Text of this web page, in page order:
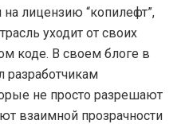
лицензию “копилефт”,
уходит от своих
коде. В своем блоге в
разработчикам
не просто разрешают
взаимной прозрачности